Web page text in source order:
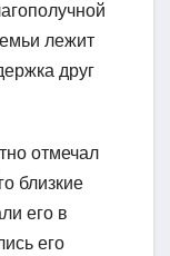
лежит
друг
отмечал
близкие
его в
его